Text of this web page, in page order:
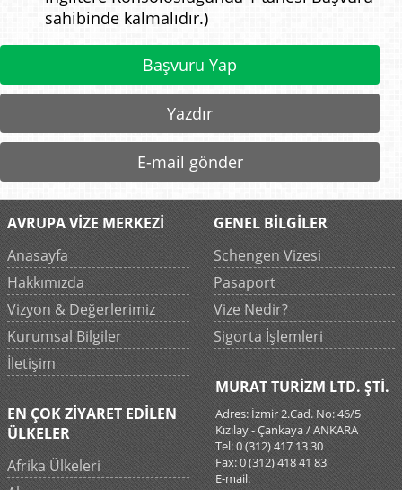
sahibinde kalmalıdır.)
Başvuru Yap
Yazdır
E-mail gönder
AVRUPA VİZE MERKEZİ
Anasayfa
Hakkımızda
Vizyon & Değerlerimiz
Kurumsal Bilgiler
İletişim
EN ÇOK ZİYARET EDİLEN
ÜLKELER
Afrika Ülkeleri
GENEL BİLGİLER
Schengen Vizesi
Pasaport
Vize Nedir?
Sigorta İşlemleri
MURAT TURİZM LTD. ŞTİ.
Adres: İzmir 2.Cad. No: 46/5
Kızılay - Çankaya / ANKARA
Tel: 0 (312) 417 13 30
Fax: 0 (312) 418 41 83
E-mail: